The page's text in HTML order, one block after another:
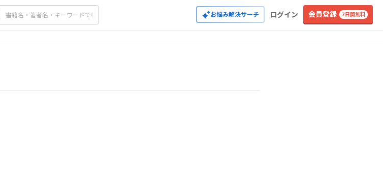
お悩み解決サーチ ログイン 会員登録 7日間無料